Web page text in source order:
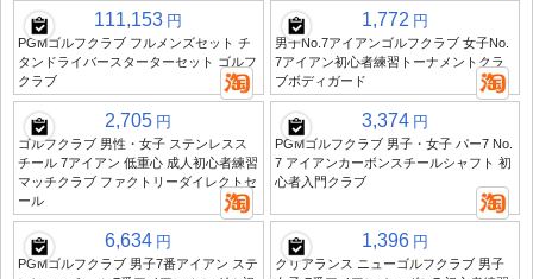
111,153 円
PGMゴルフクラブ フルメンズセット チ
タンドライバースターターセット ゴルフ
クラブ
1,772 円
男子No.7アイアンゴルフクラブ 女子No.
7アイアン初心者練習トーナメントクラ
ブボディガード
2,705 円
ゴルフクラブ 男性・女子 ステンレスス
チール 7アイアン 低重心 成人初心者練習
マッチクラブ ファクトリーダイレクトセ
ール
3,374 円
PGMゴルフクラブ 男子・女子 パー7 No.
7 アイアンカーボンスチールシャフト 初
心者入門クラブ
6,634 円
PGMゴルフクラブ 男子7番アイアン ステ
1,396 円
クリアランス ニューゴルフクラブ 男子